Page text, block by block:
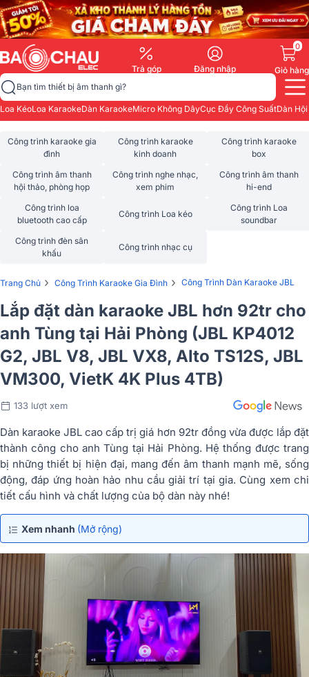
Trả góp Đăng nhập
0
Giỏ hàng
Bạn tìm thiết bị âm thanh gì?
Loa KéoLoa KaraokeDàn KaraokeMicro Không DâyCục Đẩy Công SuấtDàn
Công trình karaoke gia
đình
Công trình karaoke
kinh doanh
Công trình karaoke
box
Công trình âm thanh
hội thảo, phòng họp
Công trình nghe nhạc,
xem phim
Công trình âm thanh
hi-end
Công trình loa
bluetooth cao cấp
Công trình Loa kéo
Công trình Loa
soundbar
Công trình đèn sân
khấu
Công trình nhạc cụ
Trang Chủ › Công Trình Karaoke Gia Đình › Công Trình Dàn Karaoke JBL
Lắp đặt dàn karaoke JBL hơn 92tr cho
anh Tùng tại Hải Phòng (JBL KP4012
G2, JBL V8, JBL VX8, Alto TS12S, JBL
VM300, VietK 4K Plus 4TB)
133 lượt xem
Dàn karaoke JBL cao cấp trị giá hơn 92tr đồng vừa được lắp đặt
thành công cho anh Tùng tại Hải Phòng. Hệ thống được trang
bị những thiết bị hiện đại, mang đến âm thanh mạnh mẽ, sống
động, đáp ứng hoàn hảo nhu cầu giải trí tại gia. Cùng xem chi
tiết cấu hình và chất lượng của bộ dàn này nhé!
Xem nhanh (Mở rộng)